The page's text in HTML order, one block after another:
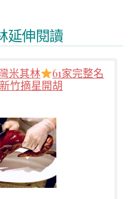
延伸閱讀
米其林
61家完整名
竹摘星開胡